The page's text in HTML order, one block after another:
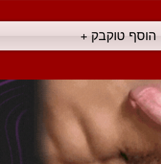
הוסף טוקבק +